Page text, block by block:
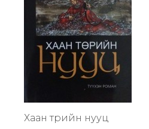
Хаан төрийн нууц